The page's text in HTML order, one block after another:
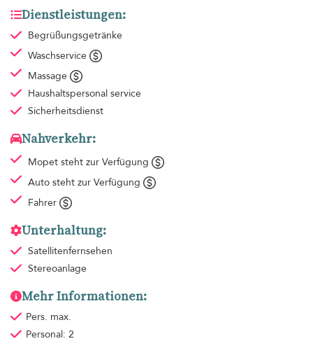
Dienstleistungen:
Begrüßungsgetränke
Waschservice
Massage
Haushaltspersonal service
Sicherheitsdienst
Nahverkehr:
Mopet steht zur Verfügung
Auto steht zur Verfügung
Fahrer
Unterhaltung:
Satellitenfernsehen
Stereoanlage
Mehr Informationen:
Pers. max.
Personal: 2